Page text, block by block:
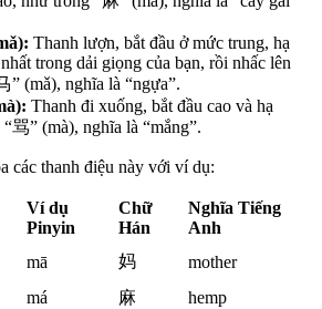
Thanh lượn, bắt đầu ở mức trung, hạ
trong dải giọng của bạn, rồi nhấc lên
” (mǎ), nghĩa là “ngựa”.
Thanh đi xuống, bắt đầu cao và hạ
骂” (mà), nghĩa là “mắng”.
các thanh điệu này với ví dụ:
Ví dụ
Pinyin
Chữ
Hán
Nghĩa Tiếng
Anh
mā 妈
mother
má 麻
hemp